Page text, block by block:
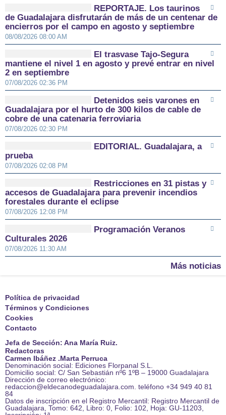
REPORTAJE. Los taurinos
de Guadalajara disfrutarán de más de un centenar de
encierros por el campo en agosto y septiembre
08/08/2026 08:00 AM
El trasvase Tajo-Segura
mantiene el nivel 1 en agosto y prevé entrar en nivel
2 en septiembre
07/08/2026 02:36 PM
Detenidos seis varones en
Guadalajara por el hurto de 300 kilos de cable de
cobre de una catenaria ferroviaria
07/08/2026 02:30 PM
EDITORIAL. Guadalajara, a
prueba
07/08/2026 02:08 PM
Restricciones en 31 pistas y
accesos de Guadalajara para prevenir incendios
forestales durante el eclipse
07/08/2026 12:08 PM
Programación Veranos
Culturales 2026
07/08/2026 11:30 AM
Más noticias
Política de privacidad
Términos y Condiciones
Cookies
Contacto
Jefa de Sección: Ana María Ruiz.
Redactoras
Carmen Ibáñez .Marta Perruca
Denominación social: Ediciones Florpanal S.L.
Domicilio social: C/ San Sebastián nº6 1ºB – 19000 Guadalajara
Dirección de correo electrónico:
redaccion@eldecanodeguadalajara.com. teléfono +34 949 40 81
84
Datos de inscripción en el Registro Mercantil: Registro Mercantil de
Guadalajara, Tomo: 642, Libro: 0, Folio: 102, Hoja: GU-11203,